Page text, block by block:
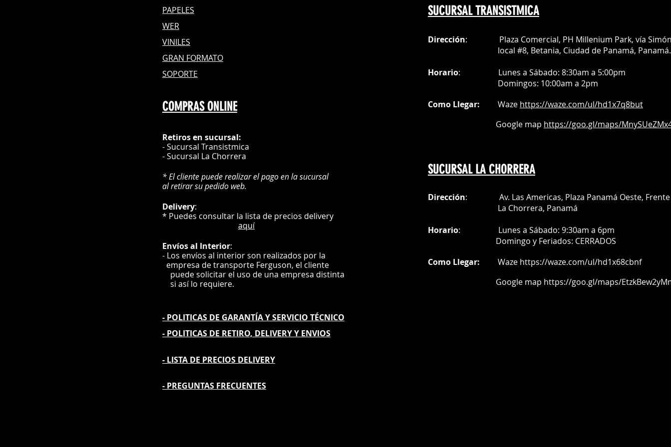
PAPELES
WER
VINILES
GRAN FORMATO
SOPORTE
COMPRAS ONLINE
Retiros en sucursal:
- Sucursal Transistmica
- Sucursal La Chorrera
* El cliente puede realizar el pago en la sucursal
al retirar su pedido web.
Delivery:
* Puedes consultar la lista de precios delivery
aquí
Envíosal Interior:
- Los envíos al interior son realizados por la
empresa de transporte Ferguson, el cliente
puede solicitar el uso de una empresa distinta
si así lo requiere.
- POLITICAS DE GARANTÍAY SERVICIO TÉCNICO
- POLITICAS DE RETIRO, DELIVERY Y ENVIOS
- LISTA DE PRECIOS DELIVERY
- PREGUNTAS FRECUENTES
SUCURSAL TRANSISTMICA
Dirección: Plaza Comercial, PH Millenium Park, vía
local #8, Betania, Ciudad de Panamá, Panamá.
Horario: Lunes a Sábado: 8:30am a 5:00pm
Domingos: 10:00am a 2pm
Como Llegar: Waze https://waze.com/ul/hd1x7q8but
Google map https://goo.gl/maps/
SUCURSAL LA CHORRERA
Dirección: Av. Las Americas, Plaza Panamá Oeste, Frente
La Chorrera, Panamá
Horario: Lunes a Sábado: 9:30am a 6pm
Domingo y Feriados: CERRADOS
Como Llegar: Waze https://waze.com/ul/hd1x68cbnf
Google map https://goo.gl/maps/